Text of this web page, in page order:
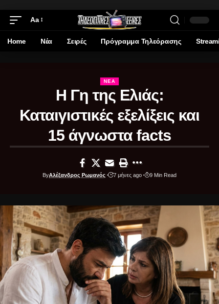
Aa
Home Νέα Σειρές Πρόγραμμα Τηλεόρασης
ΝΈΑ
Η Γη της Ελιάς:
Καταιγιστικές εξελίξεις και
15 άγνωστα facts
ByΑλέξανδρος Ρωμανός 7 μήνες ago 9 Min Read